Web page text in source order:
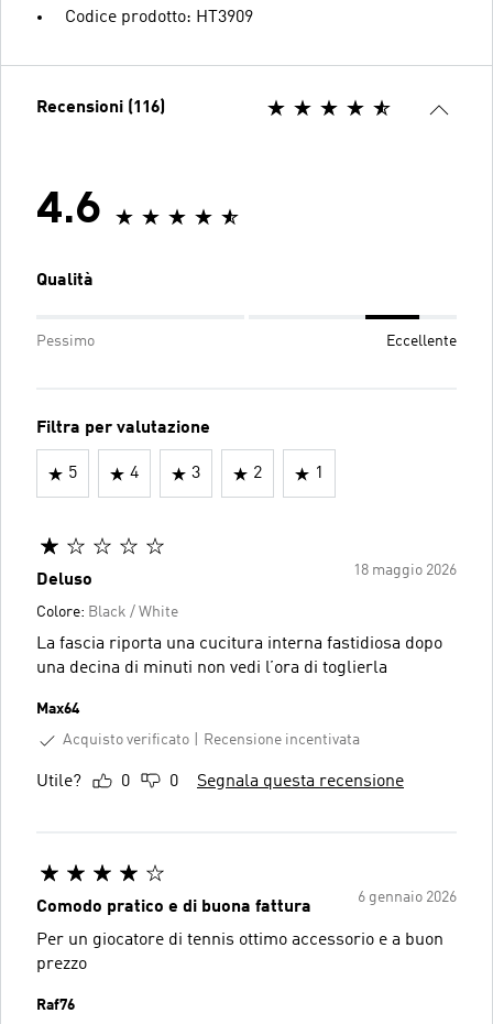
Codice prodotto: HT3909
Recensioni (116)
4.6
Qualità
Pessimo Eccellente
Filtra per valutazione
5 4 3 2 1
18 maggio 2026
Deluso
Colore: Black / White
La fascia riporta una cucitura interna fastidiosa dopo
una decina di minuti non vedi l’ora di toglierla
Max64
Acquisto verificato
Recensione incentivata
Utile? 0 0 Segnala questa recensione
6 gennaio 2026
Comodo pratico e di buona fattura
Per un giocatore di tennis ottimo accessorio e a buon
prezzo
Raf76